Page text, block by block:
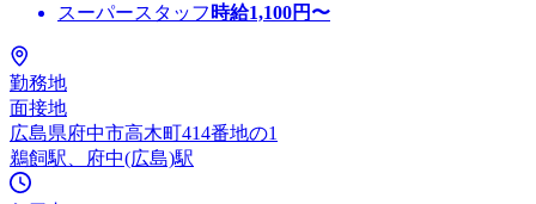
スーパースタッフ 時給1,100円〜
勤務地
面接地
広島県府中市高木町414番地の1
鵜飼駅、府中(広島)駅